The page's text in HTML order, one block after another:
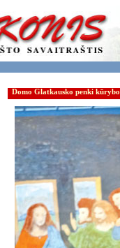
Domo Glatkausko penki